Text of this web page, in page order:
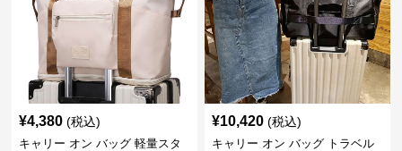
¥4,380 (税込)
キャリー オン バッグ 軽量スタ
¥10,420 (税込)
キャリー オン バッグ トラベル